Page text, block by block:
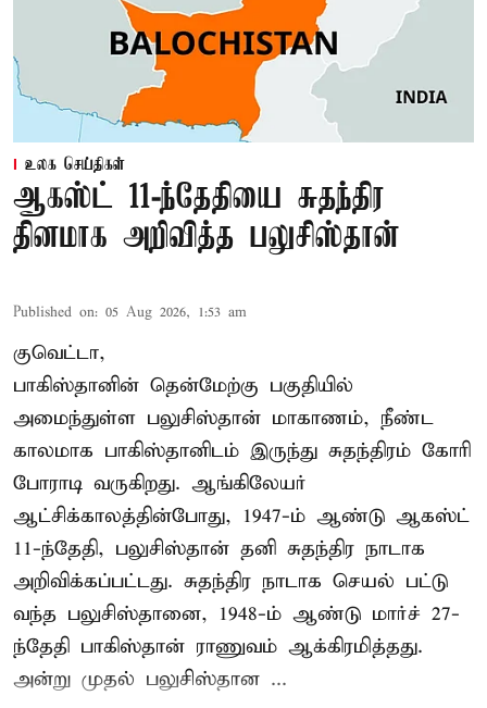
உலக செய்திகள்
ஆகஸ்ட் 11-ந்தேதியை சுதந்திர
தினமாக அறிவித்த பலுசிஸ்தான்
Published on: 05 Aug 2026, 1:53 am
குவெட்டா,
பாகிஸ்தானின் தென்மேற்கு பகுதியில்
அமைந்துள்ள பலுசிஸ்தான் மாகாணம், நீண்ட
காலமாக பாகிஸ்தானிடம் இருந்து சுதந்திரம் கோரி
போராடி வருகிறது. ஆங்கிலேயர்
ஆட்சிக்காலத்தின்போது, 1947-ம் ஆண்டு ஆகஸ்ட்
11-ந்தேதி, பலுசிஸ்தான் தனி சுதந்திர நாடாக
அறிவிக்கப்பட்டது. சுதந்திர நாடாக செயல் பட்டு
வந்த பலுசிஸ்தானை, 1948-ம் ஆண்டு மார்ச் 27-
ந்தேதி பாகிஸ்தான் ராணுவம் ஆக்கிரமித்தது.
அன்று முதல் பலுசிஸ்தான ...